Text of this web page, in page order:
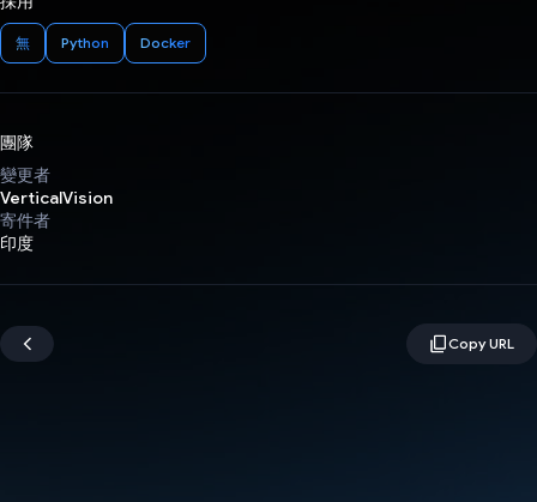
無 Python Docker
團隊
變更者
VerticalVision
寄件者
印度